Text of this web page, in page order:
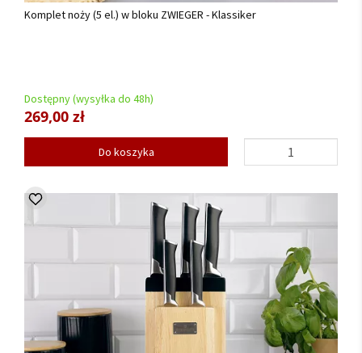
Komplet noży (5 el.) w bloku ZWIEGER - Klassiker
Dostępny (wysyłka do 48h)
269,00 zł
Do koszyka